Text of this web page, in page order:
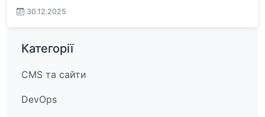
30.12.2025
Категорії
CMS та сайти
DevOps